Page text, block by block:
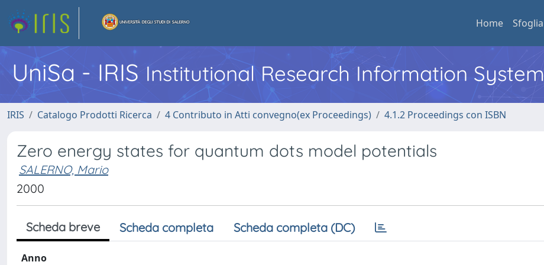
Home Sfoglia
UniSa - IRIS Institutional Research Information System
IRIS Catalogo Prodotti Ricerca 4 Contributo in Atti convegno(ex Proceedings) 4.1.2 Proceedings con ISBN
Zero energy states for quantum dots model potentials
SALERNO, Mario
2000
Scheda breve Scheda completa Scheda completa (DC)
Anno